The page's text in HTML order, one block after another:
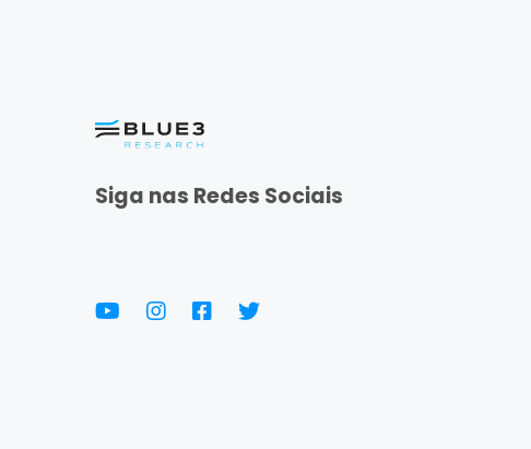
Siga nas Redes Sociais